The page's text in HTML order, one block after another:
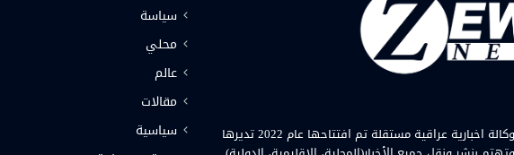
وكالة زيوا نيوز( Zewa News Agency) هي وكالة اخبارية عراقية مستقلة تم افتتاحها عام 2022 تديرها
سياسة
محلي
عالم
مقالات
سياسية